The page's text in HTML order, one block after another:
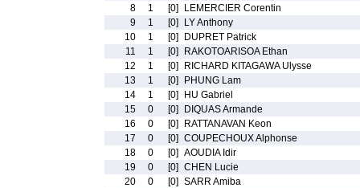
8
1 [0]
LEMERCIER Corentin
9
1 [0]
LY Anthony
10
1 [0]
DUPRET Patrick
11
1 [0]
RAKOTOARISOA Ethan
12
1 [0]
RICHARD KITAGAWA Ulysse
13
1 [0]
PHUNG Lam
14
1 [0]
HU Gabriel
15
0 [0]
DIQUAS Armande
16
0 [0]
RATTANAVAN Keon
17
0 [0] COUPECHOUX Alphonse
18
0 [0] AOUDIA Idir
19
0 [0] CHEN Lucie
20
0 [0] SARR Amiba